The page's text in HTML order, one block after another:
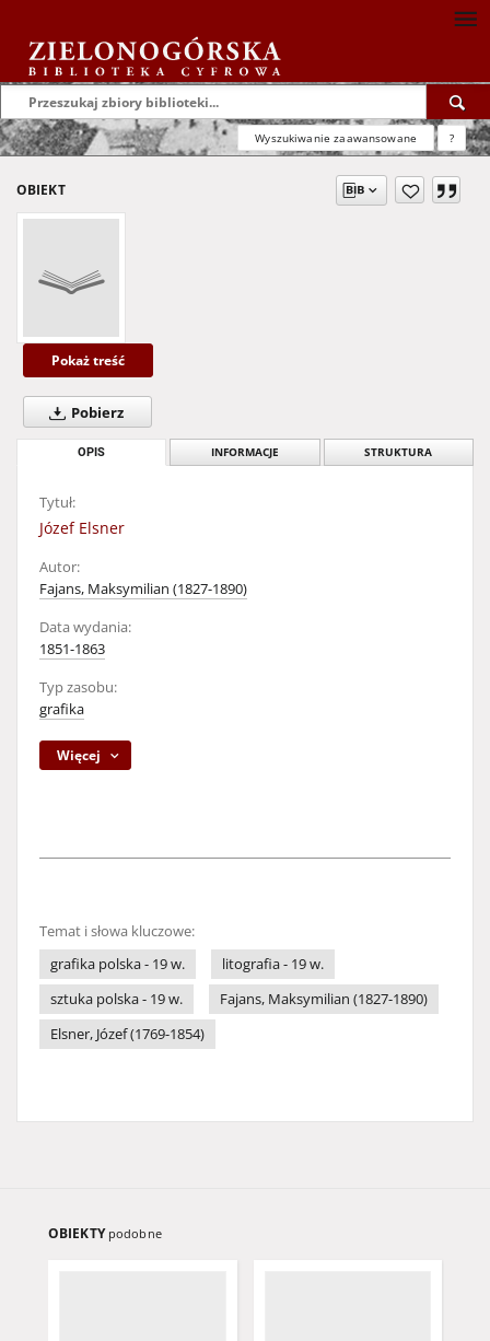
Wyszukiwanie zaawansowane ?
OBIEKT
Pokaż treść
Pobierz
OPIS INFORMACJE STRUKTURA
Tytuł:
Józef Elsner
Autor:
Fajans, Maksymilian (1827-1890)
Data wydania:
1851-1863
Typ zasobu:
grafika
Więcej
Temat i słowa kluczowe:
grafika polska - 19 w.
litografia - 19 w.
sztuka polska - 19 w.
Fajans, Maksymilian (1827-1890)
Elsner, Józef (1769-1854)
OBIEKTY podobne